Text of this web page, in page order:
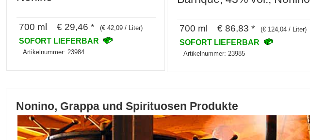
700 ml € 29,46 * (€ 42,09 / Liter)
SOFORT LIEFERBAR
Artikelnummer: 23984
700 ml € 86,83 * (€ 124,04 / Liter)
SOFORT LIEFERBAR
Artikelnummer: 23985
Nonino, Grappa und Spirituosen Produkte